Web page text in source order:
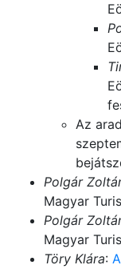
Az
Polgár
Magyar
Polgár
Magyar
Töry Klára: